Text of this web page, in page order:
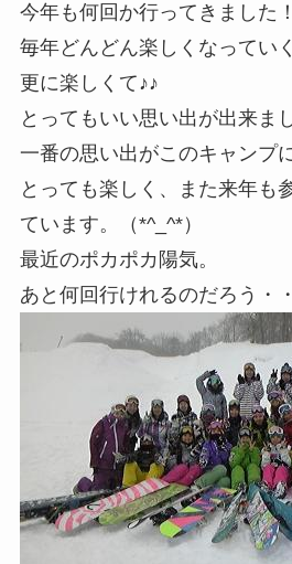
今年も何回か行ってきました！
毎年どんどん楽しくなってい
更に楽しくて♪♪
とってもいい思い出が出来ま
一番の思い出がこのキャンプ
とっても楽しく、また来年も
ています。（*^_^*）
最近のポカポカ陽気。
あと何回行けれるのだろう・